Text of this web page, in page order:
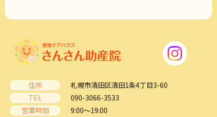
住所
札幌市清田区清田1条4丁目3-60
TEL
090-3066-3533
営業時間
9:00～19:00